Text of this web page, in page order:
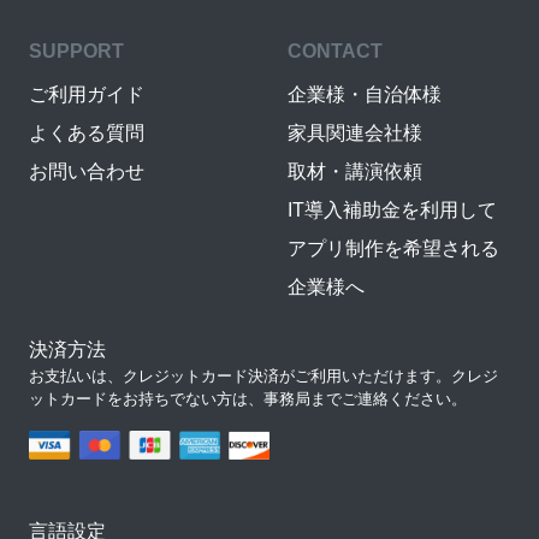
SUPPORT
ご利用ガイド
よくある質問
お問い合わせ
CONTACT
企業様・自治体様
家具関連会社様
取材・講演依頼
IT導入補助金を利用して
アプリ制作を希望される
企業様へ
決済方法
お支払いは、クレジットカード決済がご利用いただけます。クレジ
ットカードをお持ちでない方は、事務局までご連絡ください。
言語設定